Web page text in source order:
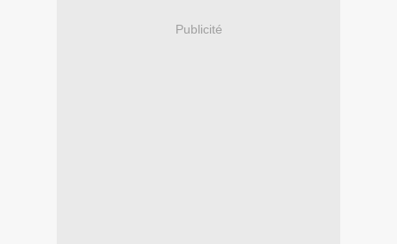
Publicité